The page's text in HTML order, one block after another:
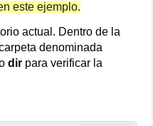
este ejemplo.
actual. Dentro de la
denominada
dir para verificar la